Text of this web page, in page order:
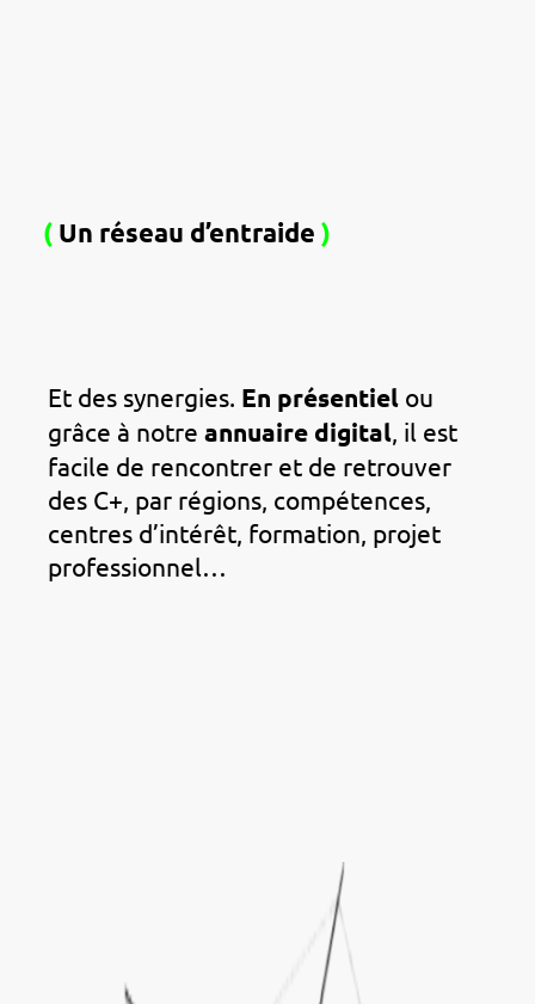
(Un réseau d’entraide )
Et des synergies. En présentiel ou
grâce à notreannuaire digital , il est
facile de rencontrer et de retrouver
des C+, par régions, compétences,
centres d’intérêt, formation, projet
professionnel…